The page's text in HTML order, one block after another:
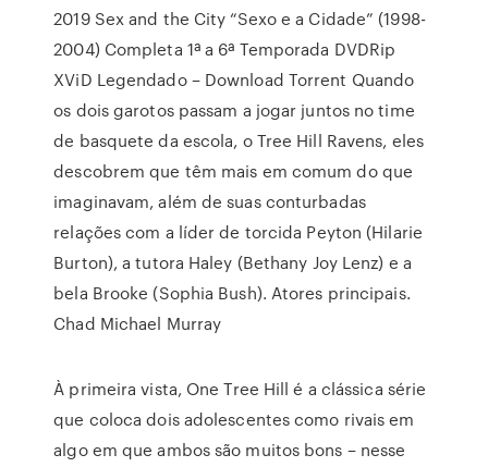
2019 Sex and the City “Sexo e a Cidade” (1998-
2004) Completa 1ª a 6ª Temporada DVDRip
XViD Legendado – Download Torrent Quando
os dois garotos passam a jogar juntos no time
de basquete da escola, o Tree Hill Ravens, eles
descobrem que têm mais em comum do que
imaginavam, além de suas conturbadas
relações com a líder de torcida Peyton (Hilarie
Burton), a tutora Haley (Bethany Joy Lenz) e a
bela Brooke (Sophia Bush). Atores principais.
Chad Michael Murray
À primeira vista, One Tree Hill é a clássica série
que coloca dois adolescentes como rivais em
algo em que ambos são muitos bons – nesse